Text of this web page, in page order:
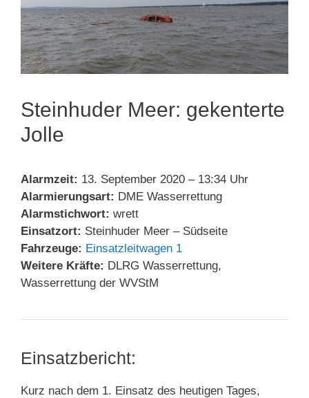
Steinhuder Meer: gekenterte
Jolle
Alarmzeit: 13. September 2020 – 13:34 Uhr
Alarmierungsart: DME Wasserrettung
Alarmstichwort: wrett
Einsatzort: Steinhuder Meer – Südseite
Fahrzeuge: Einsatzleitwagen 1
Weitere Kräfte: DLRG Wasserrettung,
Wasserrettung der WVStM
Einsatzbericht:
Kurz nach dem 1. Einsatz des heutigen Tages,